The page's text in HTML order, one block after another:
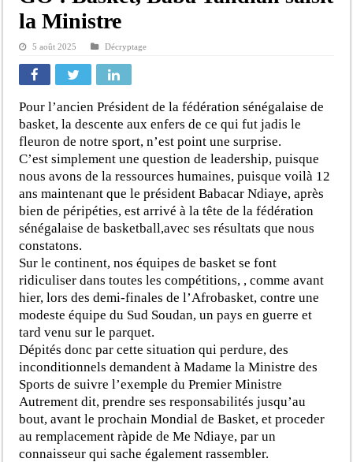
la Ministre
5 août 2025 Décryptage
Pour l’ancien Président de la fédération sénégalaise de
basket, la descente aux enfers de ce qui fut jadis le
fleuron de notre sport, n’est point une surprise.
C’est simplement une question de leadership, puisque
nous avons de la ressources humaines, puisque voilà 12
ans maintenant que le président Babacar Ndiaye, après
bien de péripéties, est arrivé à la tête de la fédération
sénégalaise de basketball,avec ses résultats que nous
constatons.
Sur le continent, nos équipes de basket se font
ridiculiser dans toutes les compétitions, , comme avant
hier, lors des demi-finales de l’Afrobasket, contre une
modeste équipe du Sud Soudan, un pays en guerre et
tard venu sur le parquet.
Dépités donc par cette situation qui perdure, des
inconditionnels demandent à Madame la Ministre des
Sports de suivre l’exemple du Premier Ministre
Autrement dit, prendre ses responsabilités jusqu’au
bout, avant le prochain Mondial de Basket, et proceder
au remplacement ràpide de Me Ndiaye, par un
connaisseur qui sache également rassembler.